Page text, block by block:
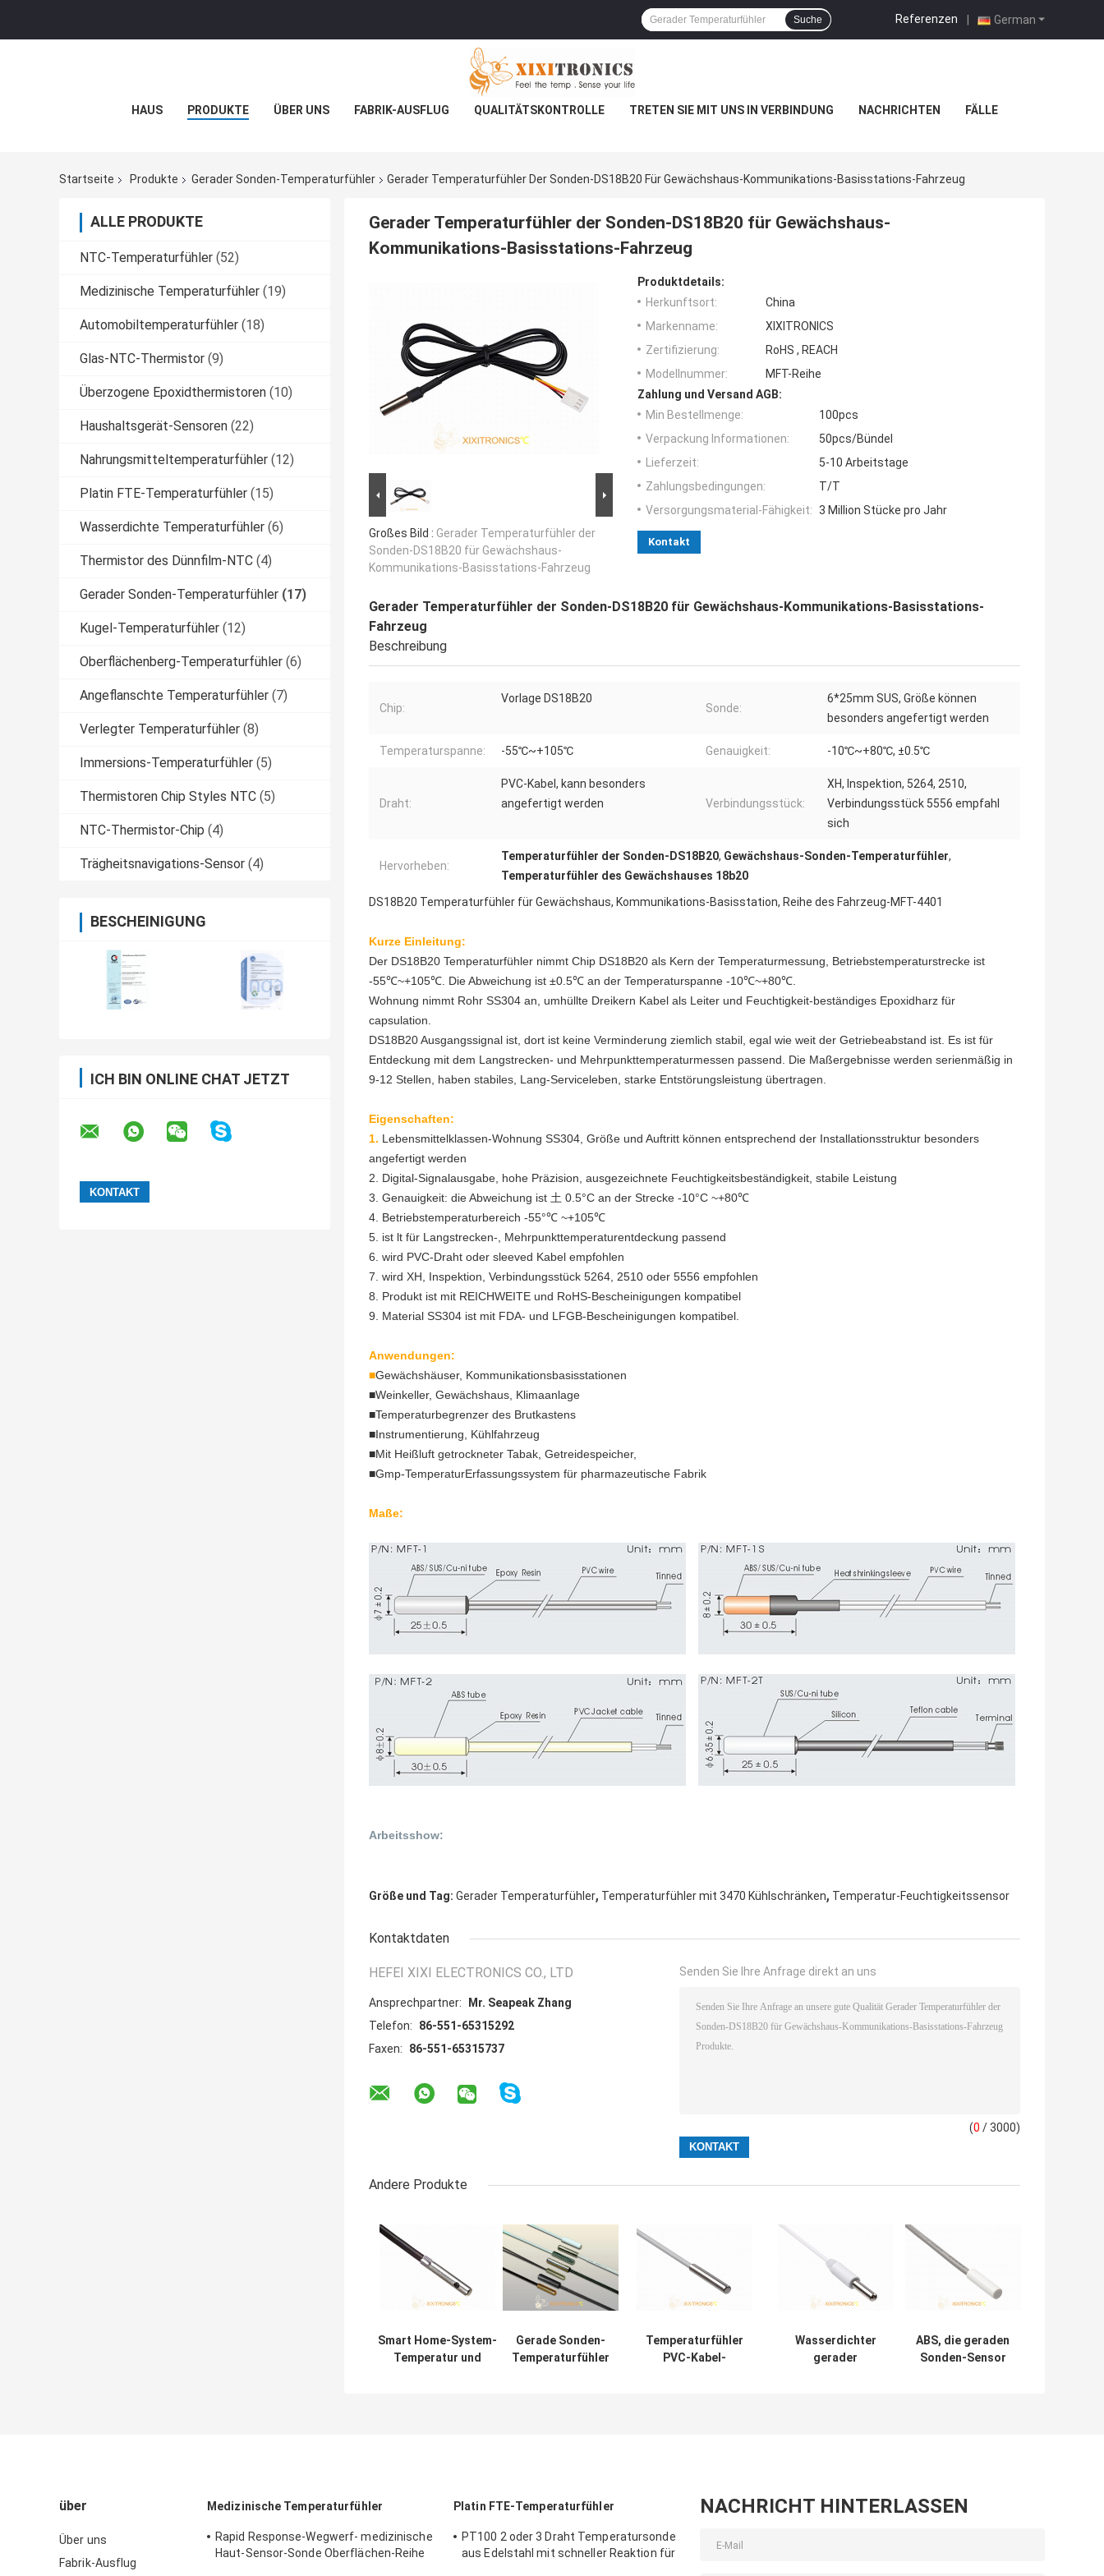
German
Referenzen |
Suche
HAUS PRODUKTE ÜBER UNS FABRIK-AUSFLUG QUALITÄTSKONTROLLE TRETEN SIE MIT UNS IN VERBINDUNG NACHRICHTEN FÄLLE
Startseite Produkte Gerader Sonden-Temperaturfühler Gerader Temperaturfühler Der Sonden-DS18B20 Für Gewächshaus-Kommunikations-Basisstations-Fahrzeug
ALLE PRODUKTE
NTC-Temperaturfühler (52)
Medizinische Temperaturfühler (19)
Automobiltemperaturfühler (18)
Glas-NTC-Thermistor (9)
Überzogene Epoxidthermistoren (10)
Haushaltsgerät-Sensoren (22)
Nahrungsmitteltemperaturfühler (12)
Platin FTE-Temperaturfühler (15)
Wasserdichte Temperaturfühler (6)
Thermistor des Dünnfilm-NTC (4)
Gerader Sonden-Temperaturfühler (17)
Kugel-Temperaturfühler (12)
Oberflächenberg-Temperaturfühler (6)
Angeflanschte Temperaturfühler (7)
Verlegter Temperaturfühler (8)
Immersions-Temperaturfühler (5)
Thermistoren Chip Styles NTC (5)
NTC-Thermistor-Chip (4)
Trägheitsnavigations-Sensor (4)
BESCHEINIGUNG
ICH BIN ONLINE CHAT JETZT
Gerader Temperaturfühler der Sonden-DS18B20 für Gewächshaus-
Kommunikations-Basisstations-Fahrzeug
Großes Bild : Gerader Temperaturfühler der
Sonden-DS18B20 für Gewächshaus-
Kommunikations-Basisstations-Fahrzeug
Produktdetails:
Herkunftsort:
China
Markenname:
XIXITRONICS
Zertifizierung:
RoHS , REACH
Modellnummer:
MFT-Reihe
Zahlung und Versand AGB:
Min Bestellmenge:
100pcs
Verpackung Informationen:
50pcs/Bündel
Lieferzeit:
5-10 Arbeitstage
Zahlungsbedingungen:
T/T
Versorgungsmaterial-Fähigkeit: 3 Million Stücke pro Jahr
Kontakt
Gerader Temperaturfühler der Sonden-DS18B20 für Gewächshaus-Kommunikations-Basisstations-
Fahrzeug
Beschreibung
Chip:
Vorlage DS18B20
Sonde:
6*25mm SUS, Größe können
besonders angefertigt werden
Temperaturspanne: -55℃~+105℃ Genauigkeit: -10℃~+80℃, ±0.5℃
Draht:
PVC-Kabel, kann besonders
angefertigt werden
Verbindungsstück:
XH, Inspektion, 5264, 2510,
Verbindungsstück 5556 empfahl
sich
Hervorheben:
Temperaturfühler der Sonden-DS18B20, Gewächshaus-Sonden-Temperaturfühler,
Temperaturfühler des Gewächshauses 18b20
DS18B20 Temperaturfühler für Gewächshaus, Kommunikations-Basisstation, Reihe des Fahrzeug-MFT-4401
Kurze Einleitung:
Der DS18B20 Temperaturfühler nimmt Chip DS18B20 als Kern der Temperaturmessung, Betriebstemperaturstrecke ist
-55℃~+105℃. Die Abweichung ist ±0.5℃ an der Temperaturspanne -10℃~+80℃.
Wohnung nimmt Rohr SS304 an, umhüllte Dreikern Kabel als Leiter und Feuchtigkeit-beständiges Epoxidharz für
capsulation.
DS18B20 Ausgangssignal ist, dort ist keine Verminderung ziemlich stabil, egal wie weit der Getriebeabstand ist. Es ist für
Entdeckung mit dem Langstrecken- und Mehrpunkttemperaturmessen passend. Die Maßergebnisse werden serienmäßig in
9-12 Stellen, haben stabiles, Lang-Serviceleben, starke Entstörungsleistung übertragen.
Eigenschaften:
1. Lebensmittelklassen-Wohnung SS304, Größe und Auftritt können entsprechend der Installationsstruktur besonders
angefertigt werden
2. Digital-Signalausgabe, hohe Präzision, ausgezeichnete Feuchtigkeitsbeständigkeit, stabile Leistung
3. Genauigkeit: die Abweichung ist 土 0.5°C an der Strecke -10°C ~+80℃
4. Betriebstemperaturbereich -55°℃ ~+105℃
5. ist lt für Langstrecken-, Mehrpunkttemperaturentdeckung passend
6. wird PVC-Draht oder sleeved Kabel empfohlen
7. wird XH, Inspektion, Verbindungsstück 5264, 2510 oder 5556 empfohlen
8. Produkt ist mit REICHWEITE und RoHS-Bescheinigungen kompatibel
9. Material SS304 ist mit FDA- und LFGB-Bescheinigungen kompatibel.
Anwendungen:
■Gewächshäuser, Kommunikationsbasisstationen
■Weinkeller, Gewächshaus, Klimaanlage
■Temperaturbegrenzer des Brutkastens
■Instrumentierung, Kühlfahrzeug
■Mit Heißluft getrockneter Tabak, Getreidespeicher,
■Gmp-TemperaturErfassungssystem für pharmazeutische Fabrik
Maße:
Arbeitsshow:
Größe und Tag: Gerader Temperaturfühler, Temperaturfühler mit 3470 Kühlschränken, Temperatur-Feuchtigkeitssensor
Kontaktdaten
HEFEI XIXI ELECTRONICS CO., LTD
Ansprechpartner:
Mr. Seapeak Zhang
Telefon:
86-551-65315292
Faxen:
86-551-65315737
Senden Sie Ihre Anfrage direkt an uns
(0 / 3000)
Andere Produkte
Smart Home-System-
Temperatur und
Gerade Sonden-
Temperaturfühler
Temperaturfühler
PVC-Kabel-
Wasserdichter
gerader
ABS, die geraden
Sonden-Sensor
Boden-MFT-03
unterbringt
über
Über uns
Fabrik-Ausflug
Medizinische Temperaturfühler
Rapid Response-Wegwerf- medizinische
Haut-Sensor-Sonde Oberflächen-Reihe
Platin FTE-Temperaturfühler
PT100 2 oder 3 Draht Temperatursonde
aus Edelstahl mit schneller Reaktion für
NACHRICHT HINTERLASSEN